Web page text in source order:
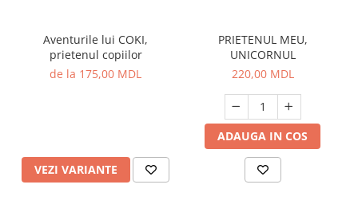
Aventurile lui COKI,
prietenul copiilor
de la 175,00 MDL
VEZI VARIANTE
PRIETENUL MEU,
UNICORNUL
220,00 MDL
ADAUGA IN COS